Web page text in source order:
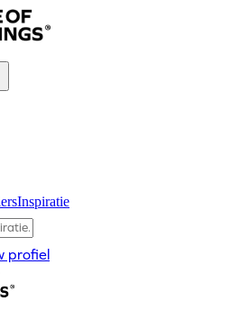
Inspiratie
Zoek leveranciers, inspiratie...
profiel